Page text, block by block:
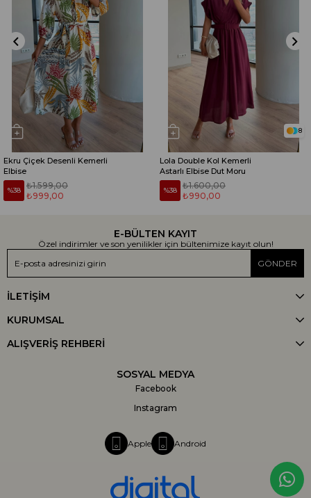
Ekru Çiçek Desenli Kemerli
Elbise
%38
₺999,00
₺1.599,00
Lola Double Kol Kemerli
Astarlı Elbise Dut Moru
%38
₺990,00
₺1.600,00
8
E-BÜLTEN KAYIT
Özel indirimler ve son yenilikler için bültenimize kayıt olun!
GÖNDER
İLETİŞİM
KURUMSAL
ALIŞVERİŞ REHBERİ
SOSYAL MEDYA
Facebook
Instagram
Apple Android